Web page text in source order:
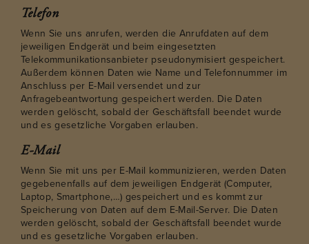
Telefon
Wenn Sie uns anrufen, werden die Anrufdaten auf dem
jeweiligen Endgerät und beim eingesetzten
Telekommunikationsanbieter pseudonymisiert gespeichert.
Außerdem können Daten wie Name und Telefonnummer im
Anschluss per E-Mail versendet und zur
Anfragebeantwortung gespeichert werden. Die Daten
werden gelöscht, sobald der Geschäftsfall beendet wurde
und es gesetzliche Vorgaben erlauben.
E-Mail
Wenn Sie mit uns per E-Mail kommunizieren, werden Daten
gegebenenfalls auf dem jeweiligen Endgerät (Computer,
Laptop, Smartphone,…) gespeichert und es kommt zur
Speicherung von Daten auf dem E-Mail-Server. Die Daten
werden gelöscht, sobald der Geschäftsfall beendet wurde
und es gesetzliche Vorgaben erlauben.